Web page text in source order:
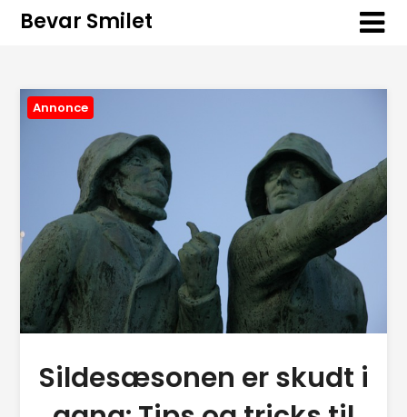
Bevar Smilet
Annonce
Sildesæsonen er skudt i